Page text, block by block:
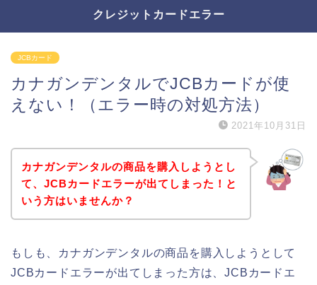
クレジットカードエラー
JCBカード
カナガンデンタルでJCBカードが使
えない！（エラー時の対処方法）
2021年10月31日
カナガンデンタルの商品を購入しようとし
て、JCBカードエラーが出てしまった！と
いう方はいませんか？
もしも、カナガンデンタルの商品を購入しようとして
JCBカードエラーが出てしまった方は、JCBカードエ